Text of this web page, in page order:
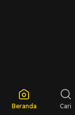
Beranda Cari